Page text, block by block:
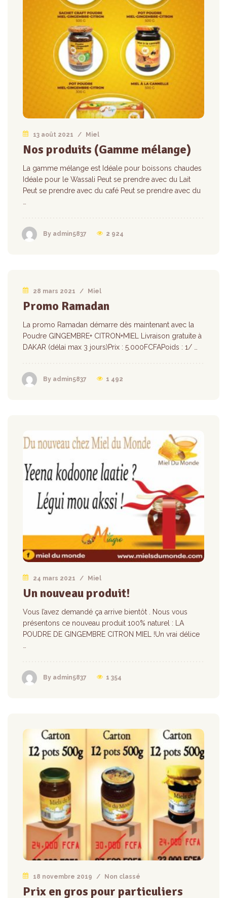
13 août 2021 / Miel
Nos produits (Gamme mélange)
La gamme mélange est Idéale pour boissons chaudes
Idéale pour le Wassali Peut se prendre avec du Lait
Peut se prendre avec du café Peut se prendre avec du
…
By admin5837 2 924
28 mars 2021 / Miel
Promo Ramadan
La promo Ramadan démarre dès maintenant avec la
Poudre GINGEMBRE+ CITRON+MIEL Livraison gratuite à
DAKAR (délai max 3 jours)Prix : 5.000FCFAPoids : 1/ …
By admin5837 1 492
24 mars 2021 / Miel
Un nouveau produit!
Vous l’avez demandé ça arrive bientôt . Nous vous
présentons ce nouveau produit 100% naturel : LA
POUDRE DE GINGEMBRE CITRON MIEL !Un vrai délice
By admin5837 1 354
18 novembre 2019 / Non classé
Prix en gros pour particuliers